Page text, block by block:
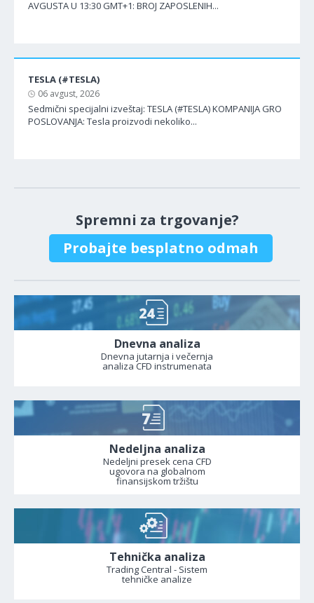
AVGUSTA U 13:30 GMT+1: BROJ ZAPOSLENIH...
TESLA (#TESLA)
06 avgust, 2026
Sedmični specijalni izveštaj: TESLA (#TESLA) KOMPANIJA GRO
POSLOVANJA: Tesla proizvodi nekoliko...
Spremni za trgovanje?
Probajte besplatno odmah
Dnevna analiza
Dnevna jutarnja i večernja
analiza CFD instrumenata
Nedeljna analiza
Nedeljni presek cena CFD
ugovora na globalnom
finansijskom tržištu
Tehnička analiza
Trading Central - Sistem
tehničke analize